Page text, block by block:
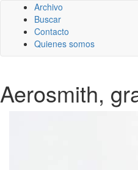
Archivo
Buscar
Contacto
Quienes somos
Aerosmith,